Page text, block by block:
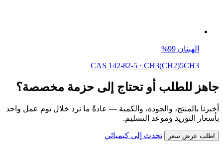
الهبتان 99%
CAS 142-82-5 · CH3(CH2)5CH3
جاهز للطلب أو تحتاج إلى حزمة مخصصة؟
أخبرنا بالمنتج، والجودة، والكمية — عادةً ما نرد خلال يوم عمل واحد
بأسعار التوريد وموعد التسليم.
اطلب عرض سعر تحدث إلى كيميائي